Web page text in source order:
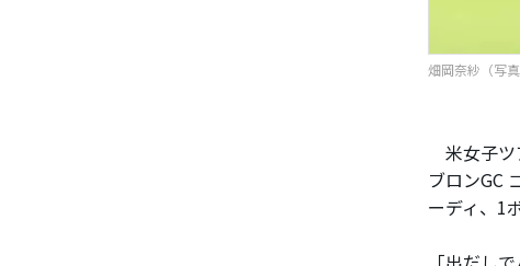
畑岡奈紗（写
米女子ツ
ブロンGC
ーディ、1